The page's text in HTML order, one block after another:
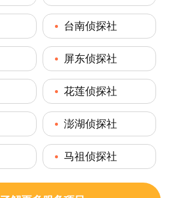
台南侦探社
屏东侦探社
花莲侦探社
澎湖侦探社
马祖侦探社